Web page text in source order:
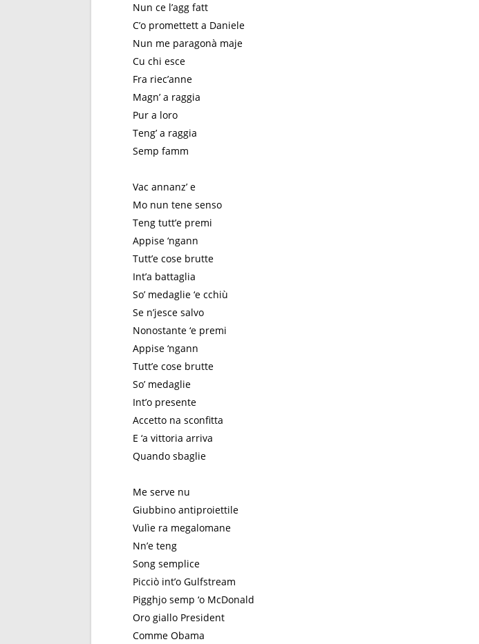
Nun ce l’agg fatt
C’o promettett a Daniele
Nun me paragonà maje
Cu chi esce
Fra riec’anne
Magn’ a raggia
Pur a loro
Teng’ a raggia
Semp famm
Vac annanz’ e
Mo nun tene senso
Teng tutt’e premi
Appise ‘ngann
Tutt’e cose brutte
Int’a battaglia
So’ medaglie ‘e cchiù
Se n’jesce salvo
Nonostante ‘e premi
Appise ‘ngann
Tutt’e cose brutte
So’ medaglie
Int’o presente
Accetto na sconfitta
E ‘a vittoria arriva
Quando sbaglie
Me serve nu
Giubbino antiproiettile
Vulìe ra megalomane
Nn’e teng
Song semplice
Picciò int’o Gulfstream
Pigghjo semp ‘o McDonald
Oro giallo President
Comme Obama